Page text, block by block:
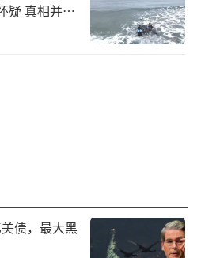
疑 真相并非
债，最大黑